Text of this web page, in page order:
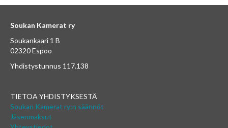
Soukan Kamerat ry
Soukankaari 1 B
02320 Espoo
Yhdistystunnus 117.138
TIETOA YHDISTYKSESTÄ
Soukan Kamerat ry:n säännöt
Jäsenmaksut